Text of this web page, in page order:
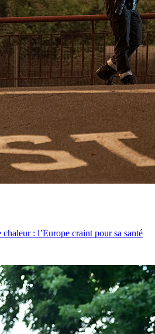
: l’Europe craint pour sa santé